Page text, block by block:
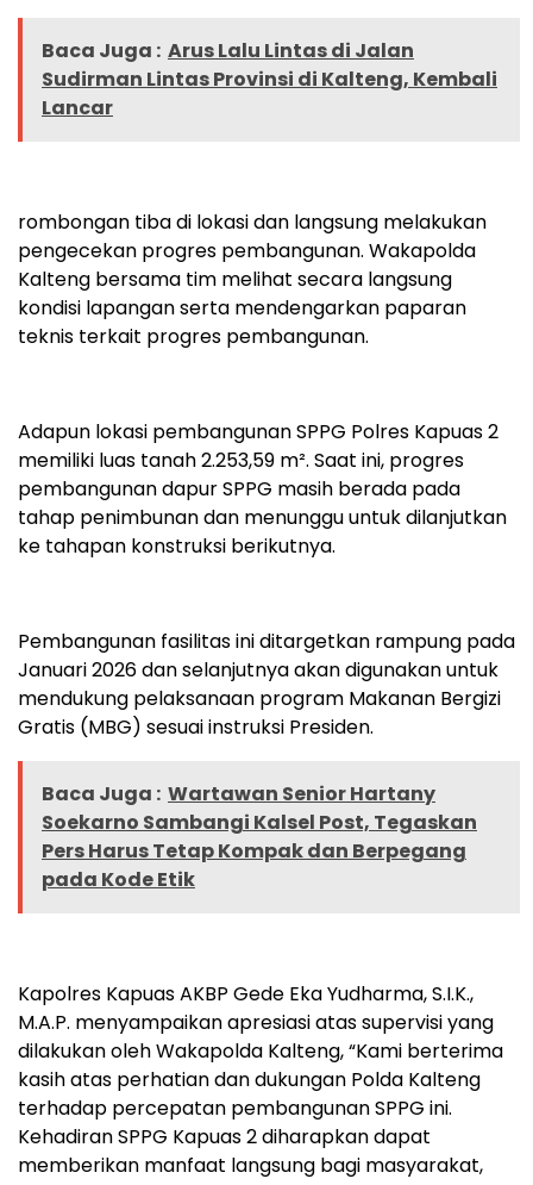
Baca Juga : Arus Lalu Lintas di Jalan
Sudirman Lintas Provinsi di Kalteng, Kembali
Lancar
rombongan tiba di lokasi dan langsung melakukan
pengecekan progres pembangunan. Wakapolda
Kalteng bersama tim melihat secara langsung
kondisi lapangan serta mendengarkan paparan
teknis terkait progres pembangunan.
Adapun lokasi pembangunan SPPG Polres Kapuas 2
memiliki luas tanah 2.253,59 m². Saat ini, progres
pembangunan dapur SPPG masih berada pada
tahap penimbunan dan menunggu untuk dilanjutkan
ke tahapan konstruksi berikutnya.
Pembangunan fasilitas ini ditargetkan rampung pada
Januari 2026 dan selanjutnya akan digunakan untuk
mendukung pelaksanaan program Makanan Bergizi
Gratis (MBG) sesuai instruksi Presiden.
Baca Juga : Wartawan Senior Hartany
Soekarno Sambangi Kalsel Post, Tegaskan
Pers Harus Tetap Kompak dan Berpegang
pada Kode Etik
Kapolres Kapuas AKBP Gede Eka Yudharma, S.I.K.,
M.A.P. menyampaikan apresiasi atas supervisi yang
dilakukan oleh Wakapolda Kalteng, “Kami berterima
kasih atas perhatian dan dukungan Polda Kalteng
terhadap percepatan pembangunan SPPG ini.
Kehadiran SPPG Kapuas 2 diharapkan dapat
memberikan manfaat langsung bagi masyarakat,